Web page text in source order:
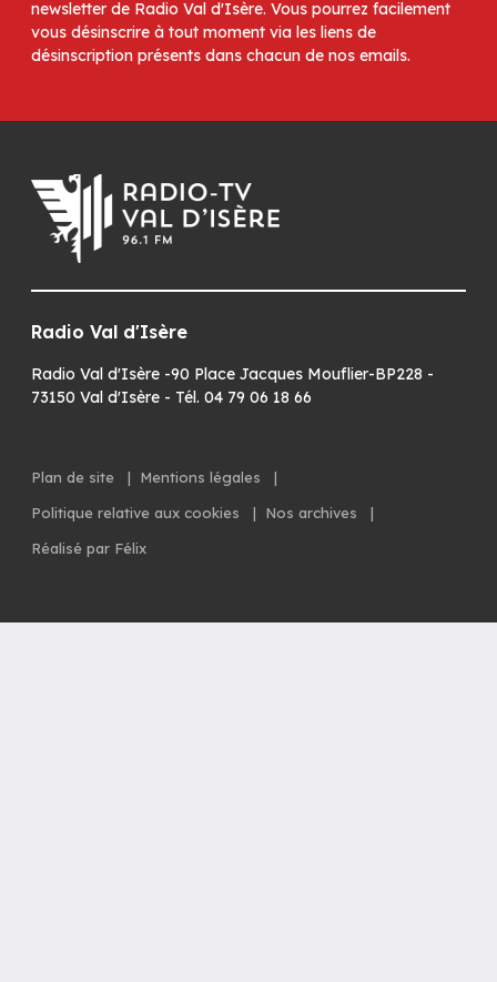
newsletter de Radio Val d'Isère. Vous pourrez facilement
vous désinscrire à tout moment via les liens de
désinscription présents dans chacun de nos emails.
Radio Val d'Isère
Radio Val d'Isère -90 Place Jacques Mouflier-BP228 -
73150 Val d'Isère - Tél. 04 79 06 18 66
Plan de site | Mentions légales
|
Politique relative aux cookies
| Nos archives
|
Réalisé par Félix